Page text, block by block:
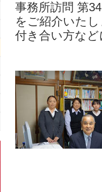
事務所訪問 第
をご紹介いた
付き合い方な